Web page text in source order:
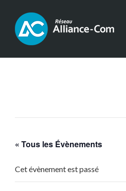
« Tous les Évènements
Cet évènement est passé